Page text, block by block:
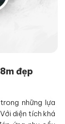
đẹp
những lựa
diện tích khá